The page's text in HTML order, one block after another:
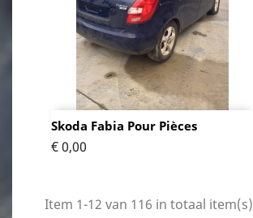
Skoda Fabia Pour Pièces
Prijs
€ 0,00
Item 1-12 van 116 in totaal item(s)